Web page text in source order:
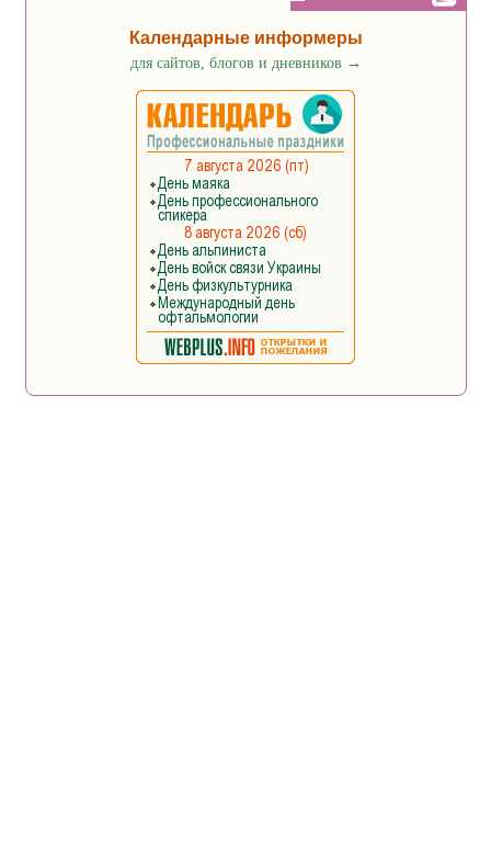
Календарные информеры
для сайтов, блогов и дневников →